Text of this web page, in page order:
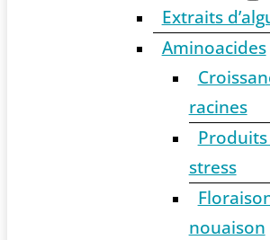
Extraits
Aminoacides
racines
stress
nouaison